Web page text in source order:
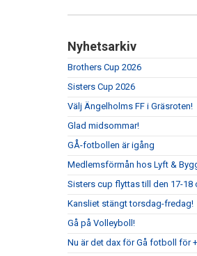
Nyhetsarkiv
Brothers Cup 2026
Sisters Cup 2026
Välj Ängelholms FF i Gräsroten!
Glad midsommar!
GÅ-fotbollen är igång
Medlemsförmån hos Lyft &
Sisters cup flyttas till den 17-18
Kansliet stängt torsdag-fredag!
Gå på Volleyboll!
Nu är det dax för Gå fotboll för